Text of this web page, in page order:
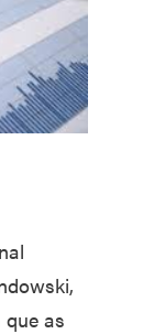
as